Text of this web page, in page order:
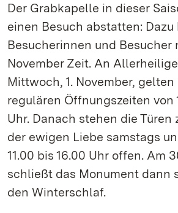
Der Grabkapelle in dieser
einen Besuch abstatten: Dazu
Besucherinnen und Besucher
November Zeit. An
Mittwoch, 1. November,
regulären Öffnungszeiten von
Uhr. Danach stehen die Türen
der ewigen Liebe samstags
11.00 bis 16.00 Uhr offen. Am
schließt das Monument dann
den Winterschlaf.